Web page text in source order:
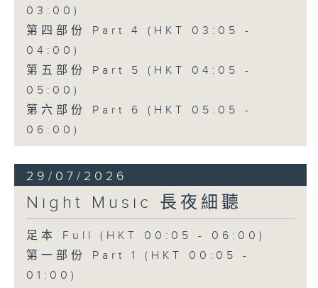
03:00)
第四部份 Part 4 (HKT 03:05 -
04:00)
第五部份 Part 5 (HKT 04:05 -
05:00)
第六部份 Part 6 (HKT 05:05 -
06:00)
29/07/2026
Night Music 長夜細聽
足本 Full (HKT 00:05 - 06:00)
第一部份 Part 1 (HKT 00:05 -
01:00)